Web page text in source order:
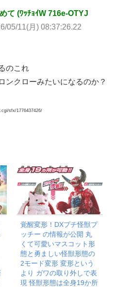
て (ﾜｯﾁｮｲW 716e-OTYJ
05/11(月) 08:37:26.22
のこれ
ンクローみたいになるのか？
sfx/1776437426/
覚醒変形！DXプチ怪獣プ
ッチー の情報が公開 丸
くて可愛いマスコット形
態と勇ましい怪獣形態の
2モード変形 変形という
より ガワの取り外しで表
現 怪獣形態は全身19か所